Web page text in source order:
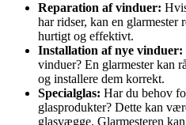
Reparation af vinduer:
har ridser, kan en glarmester
hurtigt og effektivt.
Installation af nye vinduer:
vinduer? En glarmester kan
og installere dem korrekt.
Specialglas: Har du behov
glasprodukter? Dette kan
glasvægge. Glarmesteren